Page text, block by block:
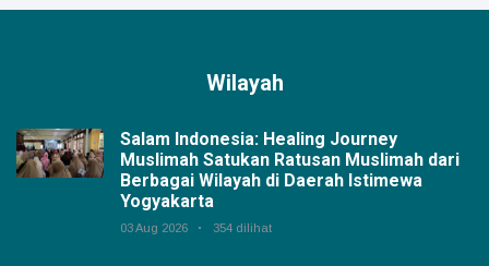
Wilayah
Salam Indonesia: Healing Journey
Muslimah Satukan Ratusan Muslimah dari
Berbagai Wilayah di Daerah Istimewa
Yogyakarta
03 Aug 2026 354 dilihat